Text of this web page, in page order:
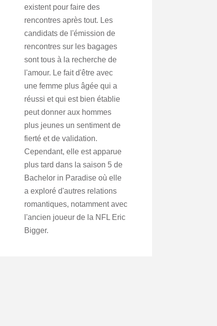
existent pour faire des
rencontres après tout. Les
candidats de l'émission de
rencontres sur les bagages
sont tous à la recherche de
l'amour. Le fait d'être avec
une femme plus âgée qui a
réussi et qui est bien établie
peut donner aux hommes
plus jeunes un sentiment de
fierté et de validation.
Cependant, elle est apparue
plus tard dans la saison 5 de
Bachelor in Paradise où elle
a exploré d'autres relations
romantiques, notamment avec
l'ancien joueur de la NFL Eric
Bigger.